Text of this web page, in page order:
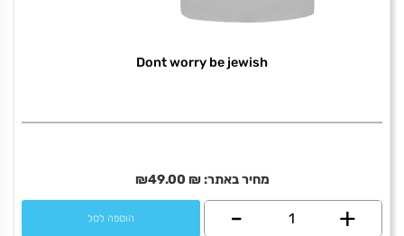
Dont worry be jewish
מחיר באתר:₪
₪49.00
+
כמות
- הוספה לסל